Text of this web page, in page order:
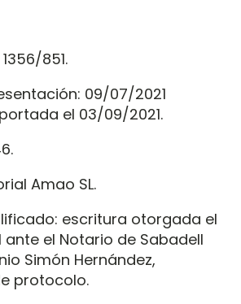
851.
09/07/2021
el 03/09/2021.
Amao SL.
escritura otorgada el
el Notario de Sabadell
Simón Hernández,
protocolo.